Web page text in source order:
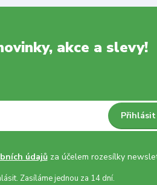
akce a slevy!
Přihlásit
údajůza účelem rozesílky
Zasíláme jednou za 14 dní.